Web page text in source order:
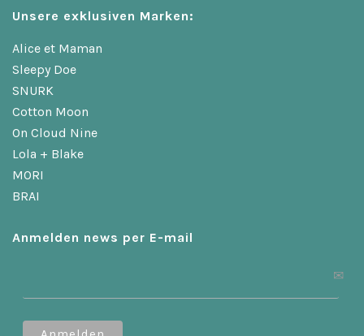
Unsere exklusiven Marken:
Alice et Maman
Sleepy Doe
SNURK
Cotton Moon
On Cloud Nine
Lola + Blake
MORI
BRAI
Anmelden news per E-mail